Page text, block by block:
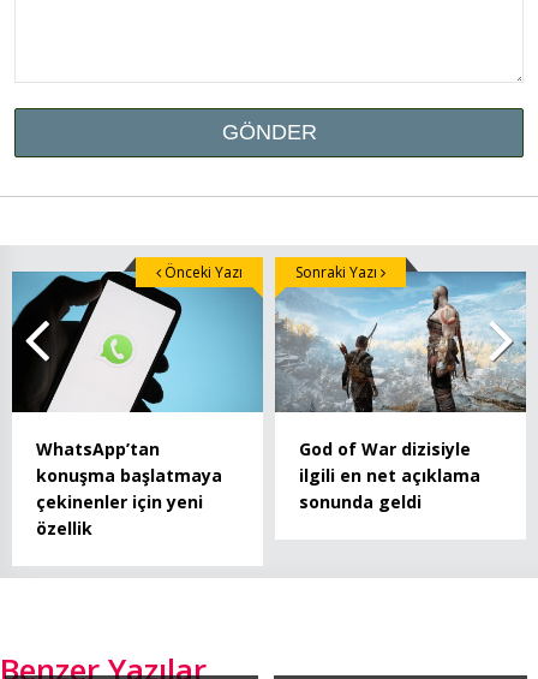
WhatsApp’tan
konuşma başlatmaya
çekinenler için yeni
özellik
Önceki Yazı
God of War dizisiyle
ilgili en net açıklama
sonunda geldi
Sonraki Yazı
Benzer Yazılar